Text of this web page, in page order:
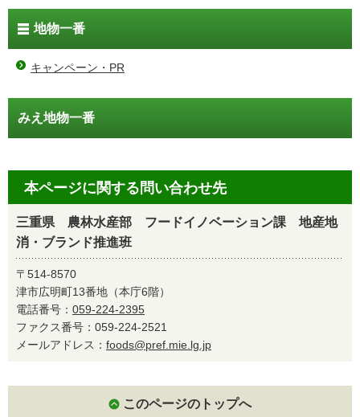
地物一番
キャンペーン・PR
みえ地物一番
本ページに関する問い合わせ先
三重県 農林水産部 フードイノベーション課 地産地
消・ブランド推進班
〒514-8570
津市広明町13番地（本庁6階）
電話番号： 059-224-2395
ファクス番号：059-224-2521
メールアドレス： foods@pref.mie.lg.jp
このページのトップへ